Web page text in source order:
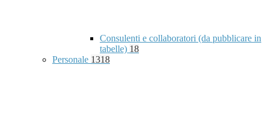
Consulenti e collaboratori (da pubblicare in
tabelle) 18
Personale 1318